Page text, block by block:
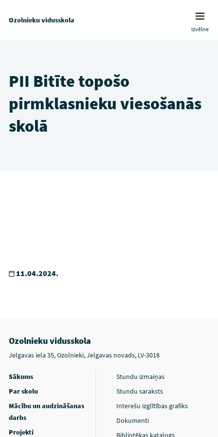
Ozolnieku vidusskola
Izvēlne
PII Bitīte topošo
pirmklasnieku viesošanās
skolā
11.04.2024.
Ozolnieku vidusskola
Jelgavas iela 35, Ozolnieki, Jelgavas novads, LV-3018
Sākums
Par skolu
Mācību un audzināšanas
darbs
Projekti
Stundu izmaiņas
Stundu saraksts
Interešu izglītības grafiks
Dokumenti
Bibliotēkas katalogs